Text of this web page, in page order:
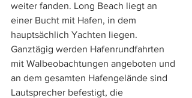
weiter fanden. Long Beach liegt an
einer Bucht mit Hafen, in dem
hauptsächlich Yachten liegen.
Ganztägig werden Hafenrundfahrten
mit Walbeobachtungen angeboten und
an dem gesamten Hafengelände sind
Lautsprecher befestigt, die